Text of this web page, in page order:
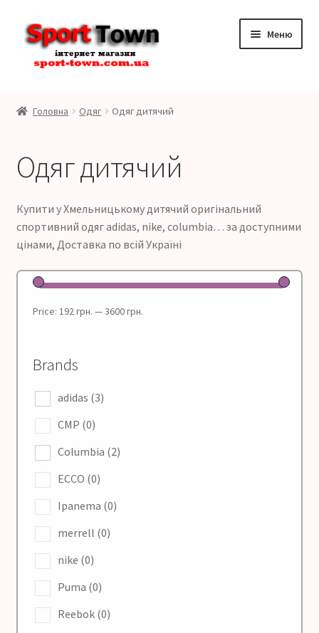
Перейти
до
навігації
Перейти
до
контенту
Меню
Жінкам
Дітям
Взуття дитяче
меню
Одяг дитячий
Контакти
Мій аккаунт
Оформление заказа
Головна Одяг Одяг дитячий
Одяг дитячий
Купити у Хмельницькому дитячий оригінальний
спортивний одяг adidas, nike, columbia… за доступними
цінами, Доставка по всій Україні
Price: 192 грн. —3600 грн.
Brands
adidas (3)
CMP (0)
Columbia (2)
ECCO (0)
Ipanema (0)
merrell (0)
nike (0)
Puma (0)
Reebok (0)